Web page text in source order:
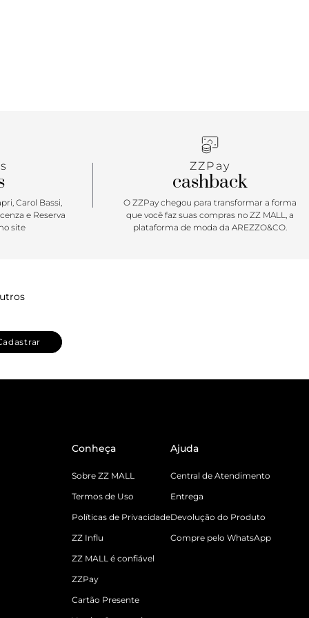
Carol Bassi,
e Reserva
site
ZZPay
cashback
O ZZPay chegou para transformar a forma
que você faz suas compras no ZZ MALL, a
plataforma de moda da AREZZO&CO.
Conheça
Sobre ZZ MALL
Termos de Uso
Políticas de Privacidade
ZZ Influ
ZZ MALL é confiável
ZZPay
Cartão Presente
Ajuda
Central de Atendimento
Entrega
Devolução do Produto
Compre pelo WhatsApp